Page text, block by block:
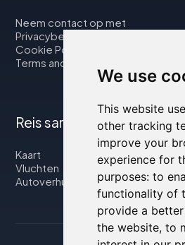
We use
This website
other tracking
improve your
experience for
purposes: to
functionality of
provide a
the website, to
Neem contact op met
Privacybeleid
Cookie Policy
Terms and Conditions
Reis samen met ons
Kaart
Vluchten
Autoverhuur